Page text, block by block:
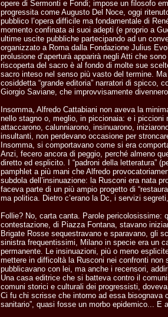
opere di Sermonti e Fondi; impose un filosofo
progressita come Augusto Del Noce, oggi
pubblico l’opera difficile ma fondamentale di
momento confinata ai suoi adepti (e proprio a
ultime uscite pubbliche partecipando ad un
organizzato a Roma dalla Fondazione Julius
prolusione d’aperturà apparirà negli Atti che
riscoperta del sacro è al fondo di molte sue
sacro inteso nel senso più vasto del termine.
cosiddetta “grande editoria” narratori di spicco,
Giorgio Saviane, che improvvisamente
Insomma, Alfredo Cattabiani non aveva la
nello stagno o, meglio, in piccionaia: e i piccioni
attaccarono, calunniarono, insinuarono,
insultanti, non perdevano occasione per
Insomma, si comportavano come si era
Anzi, fecero ancora di peggio, perché almeno
diretto ed esplicito. I “padroni della letteratura”
pamphlet a più mani che Alfredo
subdola dell’insinuazione: la Rusconi era nata
faceva parte di un più ampio progetto di
ma politica. Dietro c’erano la Dc, i servizi
Follie? No, carta canta. Parole pericolosissime:
contestazione, di Piazza Fontana, stavano
Brigate Rosse sequestravano e sparavano, gli
sinistra frequentissimi, Milano in specie era un
permanente. Le insinuazioni, più o meno
mettere in difficoltà la Rusconi nei confronti non
pubblicavano con lei, ma anche i recensori,
Una casa editrice che si batteva contro il
comuni storici e culturali dei progressisti,
Ci fu chi scrisse che intorno ad essa bisognava
sanitario”, quasi fosse un morbo epidemico... E